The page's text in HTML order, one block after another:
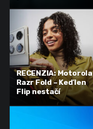
RECENZIA: Motorola
Razr Fold – Keď len
Flip nestačí